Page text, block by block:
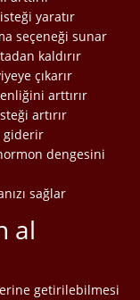
yaratır
seçeneği sunar
kaldırır
çıkarır
arttırır
artırır
giderir
dengesini
sağlar
al
getirilebilmesi